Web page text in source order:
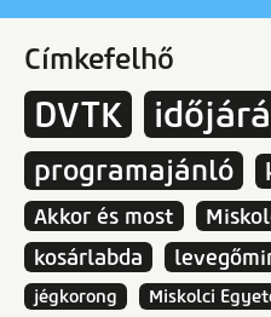
Címkefelhő
DVTK
programajánló
Akkor és most
kosárlabda
jégkorong
Miskolci